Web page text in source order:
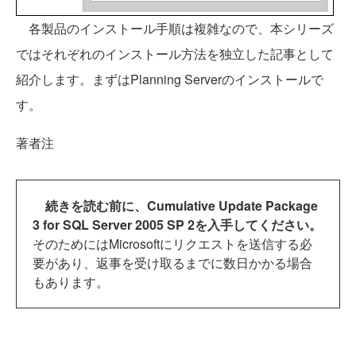
各製品のインストール手順は複雑なので、本シリーズ
ではそれぞれのインストール方法を独立した記事として
紹介します。まずはPlanning Serverのインストールで
す。
著者注
続きを読む前に、Cumulative Update Package
3 for SQL Server 2005 SP 2を入手してください。
そのためにはMicrosoftにリクエストを送信する必
要があり、返事を受け取るまでに数日かかる場合
もあります。